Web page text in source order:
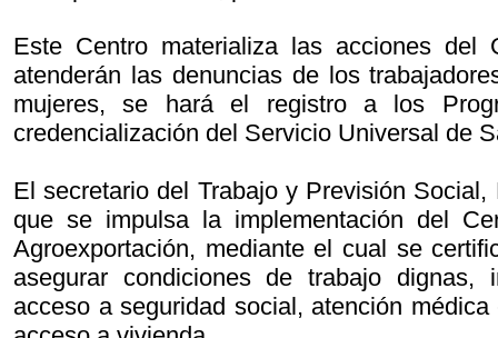
Este Centro materializa las acciones del
atenderán las denuncias de los
mujeres, se hará el registro a los
credencialización del Servicio Universal de
El secretario del Trabajo y Previsión
que se impulsa la implementación del
Agroexportación, mediante el cual se
asegurar condiciones de trabajo dignas,
acceso a seguridad social, atención